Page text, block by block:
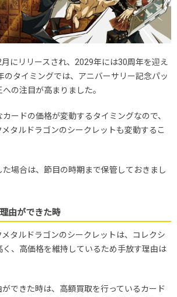
にリリースされ、2029年には30周年を迎え
のタイミングでは、アニバーサリー記念パッ
の注目が高まりました。
ードの価格が変動するタイミングなので、
メタルドラゴンのシークレットも変動するこ
場合は、節目の時期まで保管しておきまし
由ができた時
メタルドラゴンのシークレットは、コレクシ
く、高価格を維持しているため手放す理由は
ができた時は、高額買取を行っているカード